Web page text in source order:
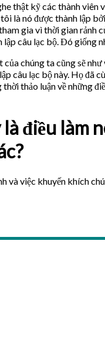
thật kỹ các thành
là nó được thành lập
gia vì thời gian rảnh
câu lạc bộ. Đó giống
của chúng ta cũng sẽ
câu lạc bộ này. Họ đã
thời thảo luận về những
điều làm
và việc khuyến khích